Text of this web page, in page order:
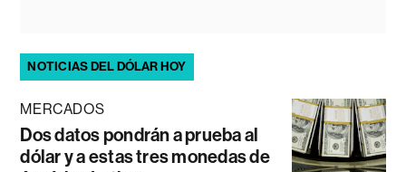
NOTICIAS DEL DÓLAR HOY
MERCADOS
Dos datos pondrán a prueba al
dólar y a estas tres monedas de